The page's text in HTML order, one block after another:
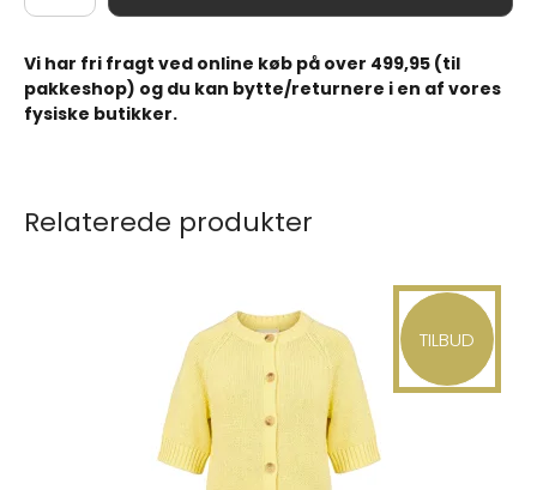
Vi har fri fragt ved online køb på over 499,95 (til
pakkeshop) og du kan bytte/returnere i en af vores
fysiske butikker.
Relaterede produkter
TILBUD